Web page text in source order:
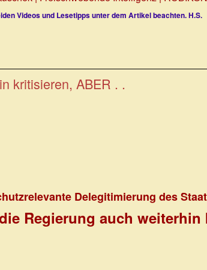
Videos und Lesetipps unter dem Artikel beachten. H.S.
kritisieren, ABER . .
Delegitimierung des
Regierung auch